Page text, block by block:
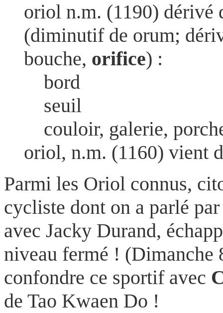
oriol n.m. (1190)
(diminutif de orum;
bouche, orifice) :
bord
seuil
couloir, galerie,
oriol, n.m. (1160) vient
Parmi les Oriol connus,
cycliste dont on a parlé
avec Jacky Durand,
niveau fermé ! (Dimanche
confondre ce sportif avec
de Tao Kwaen Do !